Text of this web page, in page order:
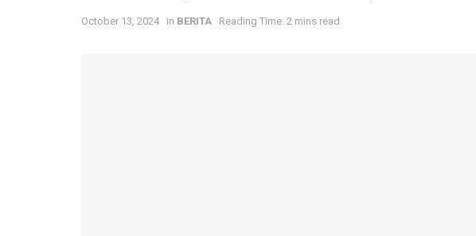
October 13, 2024 in BERITA Reading Time: 2 mins read